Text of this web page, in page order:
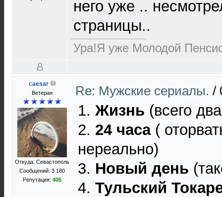
него уже ..
страницы..
Ура!Я уже Молодой
caesar
Ветеран
Откуда: Севастополь
Сообщений: 3 180
Репутация: 405
Re: Мужские сериалы. /
1. Жизнь (всего
2. 24 часа(
нереально)
3. Новый день
4. Тульский